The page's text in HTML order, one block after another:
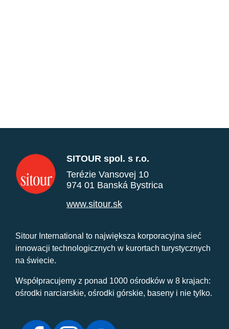
SITOUR spol. s r.o.
Terézie Vansovej 10
974 01 Banská Bystrica
www.sitour.sk
Sitour International to największa korporacyjna sieć
innowacji technologicznych w kurortach turystycznych
na świecie.
Współpracujemy z ponad 1000 ośrodków w 8 krajach:
ośrodki narciarskie, ośrodki górskie, baseny i nie tylko.